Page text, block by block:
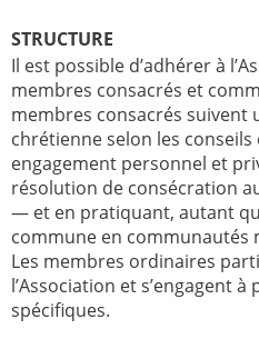
STRUCTURE
Il est possible d’adhérer à
membres consacrés et
membres consacrés suivent
chrétienne selon les
engagement personnel et
résolution de consécration
— et en pratiquant, autant
commune en communautés
Les membres ordinaires
l’Association et s’engagent
spécifiques.